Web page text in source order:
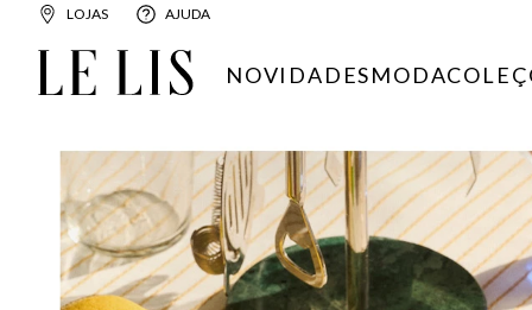
LOJAS AJUDA
NOVIDADESMODA